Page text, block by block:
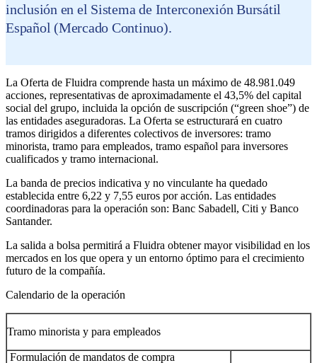
inclusión en el Sistema de Interconexión Bursátil
Español (Mercado Continuo).
La Oferta de Fluidra comprende hasta un máximo de 48.981.049
acciones, representativas de aproximadamente el 43,5% del capital
social del grupo, incluida la opción de suscripción (“green shoe”) de
las entidades aseguradoras. La Oferta se estructurará en cuatro
tramos dirigidos a diferentes colectivos de inversores: tramo
minorista, tramo para empleados, tramo español para inversores
cualificados y tramo internacional.
La banda de precios indicativa y no vinculante ha quedado
establecida entre 6,22 y 7,55 euros por acción. Las entidades
coordinadoras para la operación son: Banc Sabadell, Citi y Banco
Santander.
La salida a bolsa permitirá a Fluidra obtener mayor visibilidad en los
mercados en los que opera y un entorno óptimo para el crecimiento
futuro de la compañía.
Calendario de la operación
Tramo minorista y para empleados
Formulación de mandatos de compra